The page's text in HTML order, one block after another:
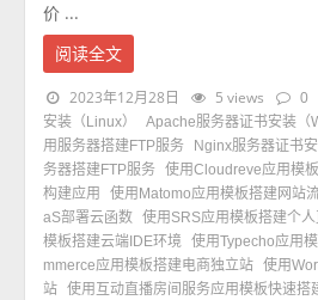
价 ...
阅读全文
2023年12月28日 5 views 0
安装（Linux）
Apache服务器证书安装（
用服务器搭建FTP服务
Nginx服务器证书
务器搭建FTP服务
使用Cloudreve应用模
构建应用
使用Matomo应用模板搭建网站
aS部署云函数 使用SRS应用模板搭建个人
模板搭建云端IDE环境 使用Typecho应用
mmerce应用模板搭建电商独立站 使用
站 使用互动直播房间服务应用模板快速搭